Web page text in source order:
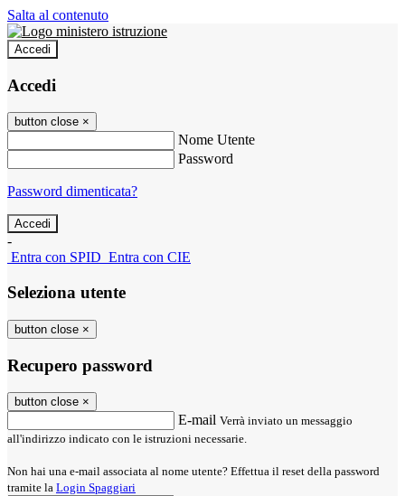
Salta al contenuto
Accedi
Accedi
button close ×
Nome Utente
Password
Password dimenticata?
-
Entra con SPID Entra con CIE
Seleziona utente
button close ×
Recupero password
button close ×
E-mail Verrà inviato un messaggio
all'indirizzo indicato con le istruzioni necessarie.
Non hai una e-mail associata al nome utente? Effettua il reset della password
tramite la Login Spaggiari